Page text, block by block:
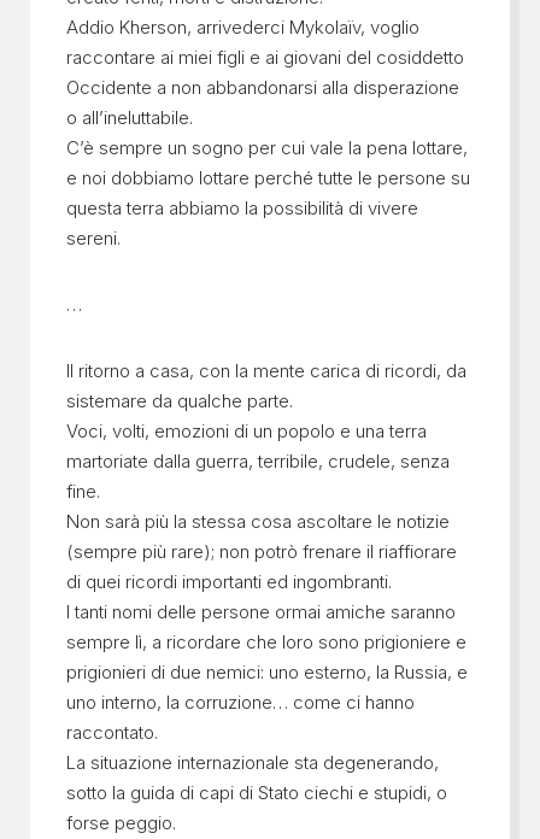
Addio Kherson, arrivederci Mykolaïv, voglio
raccontare ai miei figli e ai giovani del cosiddetto
Occidente a non abbandonarsi alla disperazione
o all’ineluttabile.
C’è sempre un sogno per cui vale la pena lottare,
e noi dobbiamo lottare perché tutte le persone su
questa terra abbiamo la possibilità di vivere
sereni.
…
Il ritorno a casa, con la mente carica di ricordi, da
sistemare da qualche parte.
Voci, volti, emozioni di un popolo e una terra
martoriate dalla guerra, terribile, crudele, senza
fine.
Non sarà più la stessa cosa ascoltare le notizie
(sempre più rare); non potrò frenare il riaffiorare
di quei ricordi importanti ed ingombranti.
I tanti nomi delle persone ormai amiche saranno
sempre lì, a ricordare che loro sono prigioniere e
prigionieri di due nemici: uno esterno, la Russia, e
uno interno, la corruzione… come ci hanno
raccontato.
La situazione internazionale sta degenerando,
sotto la guida di capi di Stato ciechi e stupidi, o
forse peggio.